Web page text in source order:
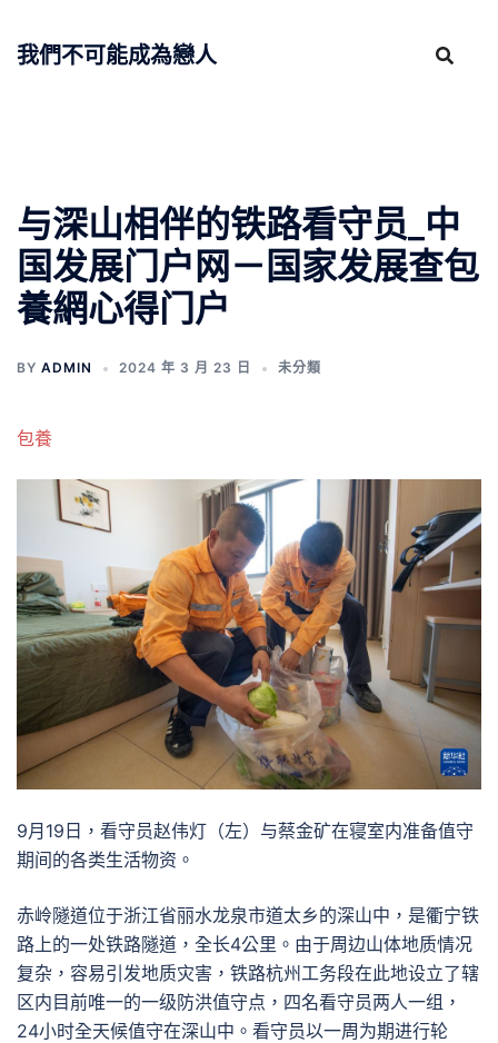
我們不可能成為戀人
与深山相伴的铁路看守员_中
国发展门户网－国家发展查包
養網心得门户
BY ADMIN 2024 年 3 月 23 日 未分類
包養
9月19日，看守员赵伟灯（左）与蔡金矿在寝室内准备值守
期间的各类生活物资。
赤岭隧道位于浙江省丽水龙泉市道太乡的深山中，是衢宁铁
路上的一处铁路隧道，全长4公里。由于周边山体地质情况
复杂，容易引发地质灾害，铁路杭州工务段在此地设立了辖
区内目前唯一的一级防洪值守点，四名看守员两人一组，
24小时全天候值守在深山中。看守员以一周为期进行轮